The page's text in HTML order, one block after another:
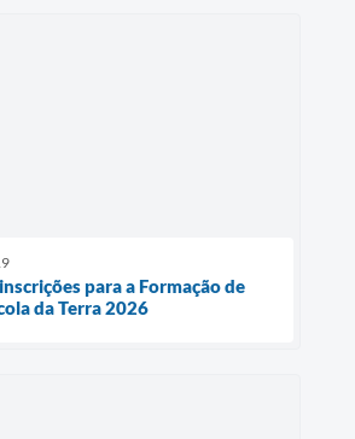
para a Formação de
da Terra 2026